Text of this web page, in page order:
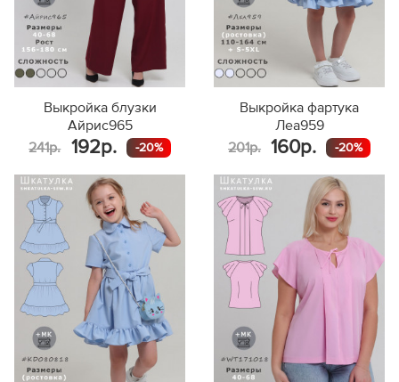
Выкройка блузки
Айрис965
241р.
192р. -20%
Выкройка фартука
Леа959
201р.
160р. -20%